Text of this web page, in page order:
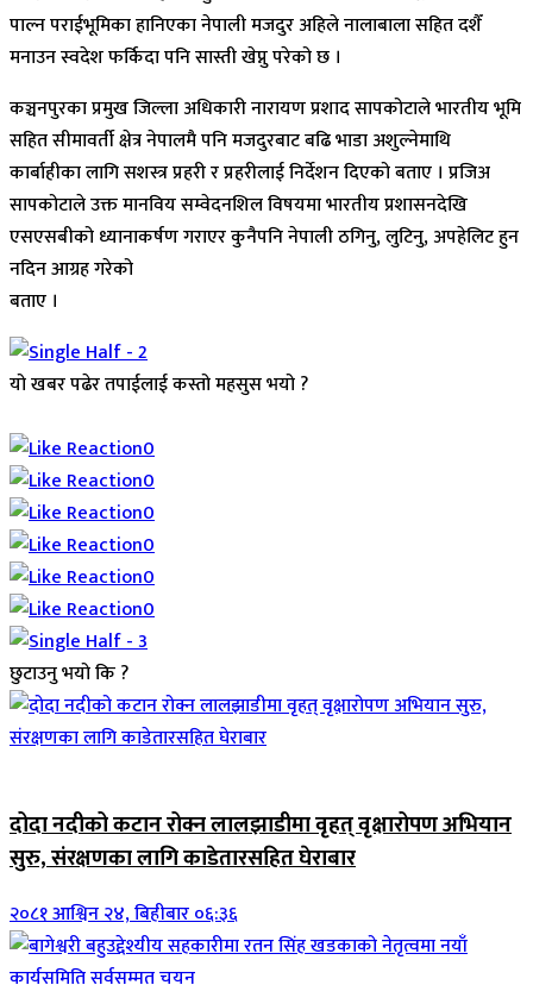
पाल्न पराईभूमिका हानिएका नेपाली मजदुर अहिले नालाबाला सहित दशैँ
मनाउन स्वदेश फर्किदा पनि सास्ती खेप्नु परेको छ ।
कञ्चनपुरका प्रमुख जिल्ला अधिकारी नारायण प्रशाद सापकोटाले भारतीय भूमि
सहित सीमावर्ती क्षेत्र नेपालमै पनि मजदुरबाट बढि भाडा अशुल्नेमाथि
कार्बाहीका लागि सशस्त्र प्रहरी र प्रहरीलाई निर्देशन दिएको बताए । प्रजिअ
सापकोटाले उक्त मानविय सम्वेदनशिल विषयमा भारतीय प्रशासनदेखि
एसएसबीको ध्यानाकर्षण गराएर कुनैपनि नेपाली ठगिनु, लुटिनु, अपहेलिट हुन
नदिन आग्रह गरेको
बताए ।
यो खबर पढेर तपाईलाई कस्तो महसुस भयो ?
0
0
0
0
0
0
छुटाउनु भयो कि ?
दोदा नदीको कटान रोक्न लालझाडीमा वृहत् वृक्षारोपण अभियान
सुरु, संरक्षणका लागि काडेतारसहित घेराबार
२०८१ आश्विन २४, बिहीबार ०६:३६